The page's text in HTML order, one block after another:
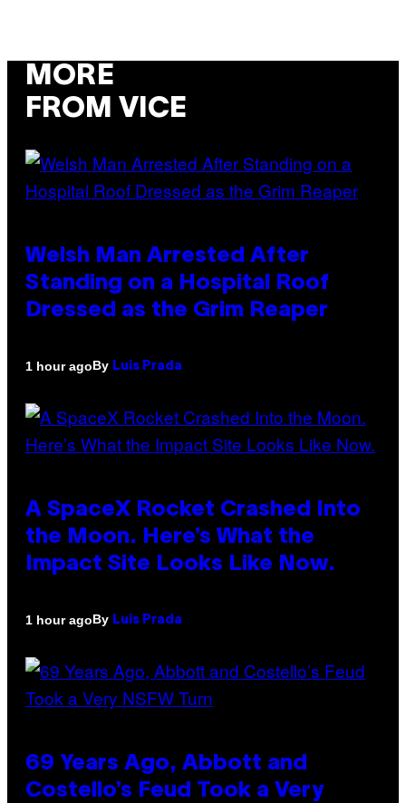
MORE
FROM VICE
Welsh Man Arrested After
Standing on a Hospital Roof
Dressed as the Grim Reaper
1 hour agoBy Luis Prada
A SpaceX Rocket Crashed Into
the Moon. Here’s What the
Impact Site Looks Like Now.
1 hour agoBy Luis Prada
69 Years Ago, Abbott and
Costello’s Feud Took a Very